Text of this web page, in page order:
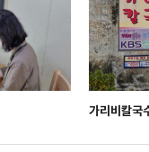
가리비칼국